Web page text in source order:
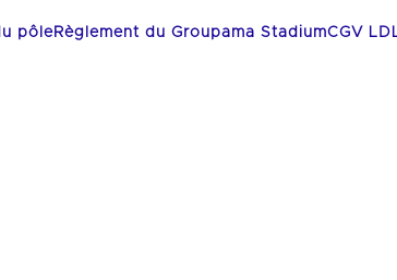
pôleRèglement du Groupama StadiumCGV